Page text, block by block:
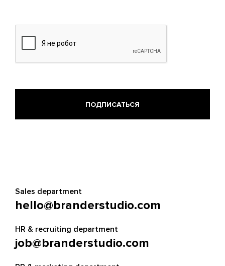
Sales department
hello@branderstudio.com
HR & recruiting department
job@branderstudio.com